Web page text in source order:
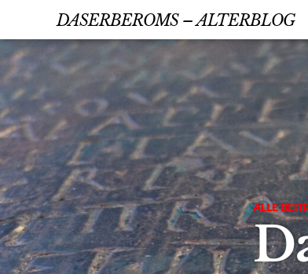
DASERBEROMS – ALTERBLOG
ALLE